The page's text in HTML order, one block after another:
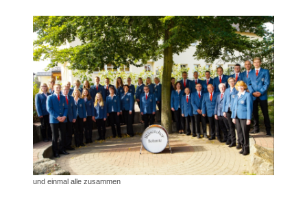
und einmal alle zusammen